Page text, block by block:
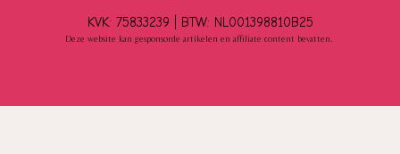
KVK: 75833239 | BTW: NL001398810B25
Deze website kan gesponsorde artikelen en affiliate content bevatten.